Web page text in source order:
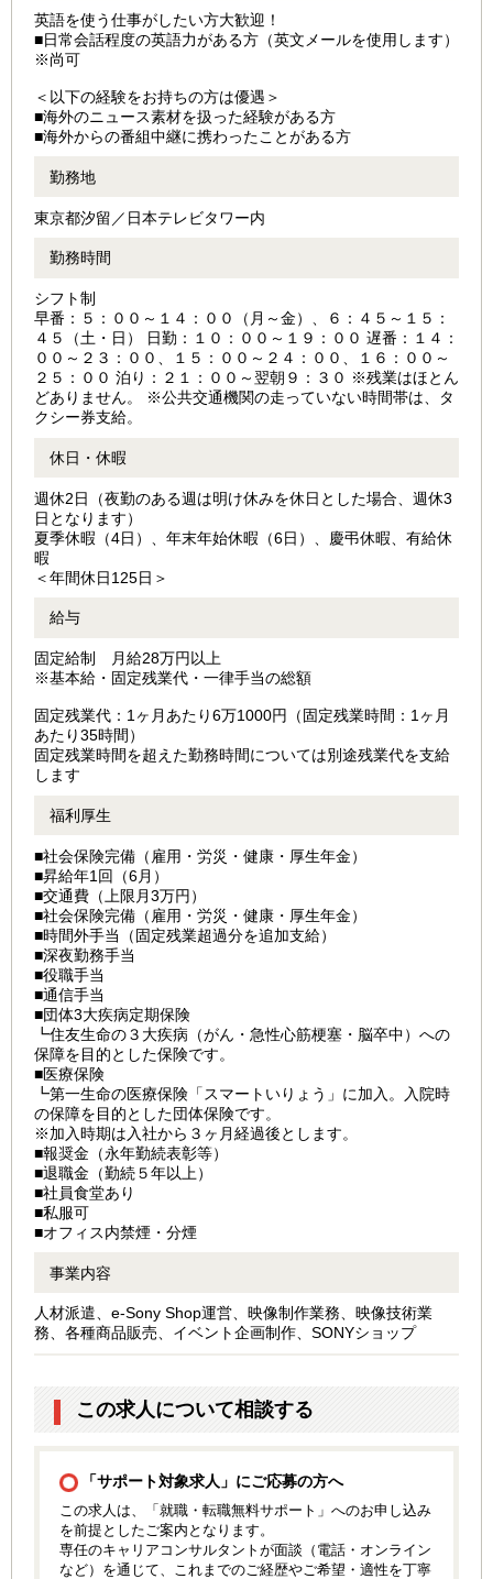
英語を使う仕事がしたい方大歓迎！
■日常会話程度の英語力がある方（英文メールを使用します）
※尚可
＜以下の経験をお持ちの方は優遇＞
■海外のニュース素材を扱った経験がある方
■海外からの番組中継に携わったことがある方
勤務地
東京都汐留／日本テレビタワー内
勤務時間
シフト制
早番：５：００～１４：００（月～金）、６：４５～１５：
４５（土・日） 日勤：１０：００～１９：００ 遅番：１４：
００～２３：００、１５：００～２４：００、１６：００～
２５：００ 泊り：２１：００～翌朝９：３０ ※残業はほとん
どありません。 ※公共交通機関の走っていない時間帯は、タ
クシー券支給。
休日・休暇
週休2日（夜勤のある週は明け休みを休日とした場合、週休3
日となります）
夏季休暇（4日）、年末年始休暇（6日）、慶弔休暇、有給休
暇
＜年間休日125日＞
給与
固定給制 月給28万円以上
※基本給・固定残業代・一律手当の総額
固定残業代：1ヶ月あたり6万1000円（固定残業時間：1ヶ月
あたり35時間）
固定残業時間を超えた勤務時間については別途残業代を支給
します
福利厚生
■社会保険完備（雇用・労災・健康・厚生年金）
■昇給年1回（6月）
■交通費（上限月3万円）
■社会保険完備（雇用・労災・健康・厚生年金）
■時間外手当（固定残業超過分を追加支給）
■深夜勤務手当
■役職手当
■通信手当
■団体3大疾病定期保険
┗住友生命の３大疾病（がん・急性心筋梗塞・脳卒中）への
保障を目的とした保険です。
■医療保険
┗第一生命の医療保険「スマートいりょう」に加入。入院時
の保障を目的とした団体保険です。
※加入時期は入社から３ヶ月経過後とします。
■報奨金（永年勤続表彰等）
■退職金（勤続５年以上）
■社員食堂あり
■私服可
■オフィス内禁煙・分煙
事業内容
人材派遣、e-Sony Shop運営、映像制作業務、映像技術業
務、各種商品販売、イベント企画制作、SONYショップ
この求人について相談する
「サポート対象求人」にご応募の方へ
この求人は、「就職・転職無料サポート」へのお申し込み
を前提としたご案内となります。
専任のキャリアコンサルタントが面談（電話・オンライン
など）を通じて、これまでのご経歴やご希望・適性を丁寧